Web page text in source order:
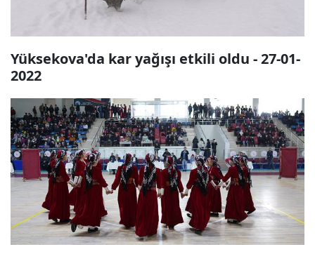
Yüksekova'da kar yağışı etkili oldu - 27-01-
2022